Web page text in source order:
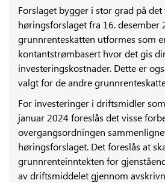
Forslaget bygger i stor grad på
høringsforslaget fra 16. desember
grunnrenteskatten utformes som
kontantstrømbasert hvor det gis
investeringskostnader. Dette er
valgt for de andre
For investeringer i driftsmidler
januar 2024 foreslås det visse
overgangsordningen
høringsforslaget. Det foreslås at
grunnrenteinntekten for
av driftsmiddelet gjennom